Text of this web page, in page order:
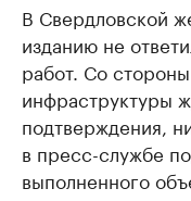
В Свердловской
изданию не
работ. Со
инфраструктуры
подтверждения,
в пресс-службе
выполненного